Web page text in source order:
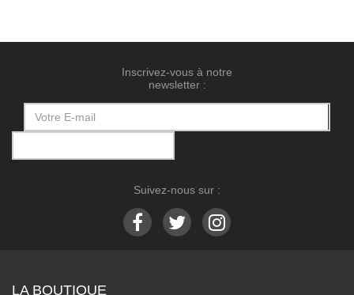
Inscrivez-vous à notre
newsletter :
Suivez-nous sur :
LA BOUTIQUE